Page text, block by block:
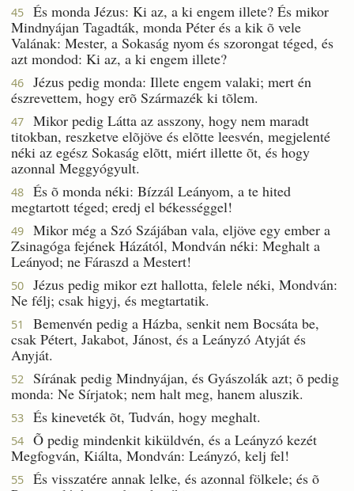
45
És monda Jézus: Ki az, a ki engem illete? És mikor
Mindnyájan Tagadták, monda Péter és a kik õ vele
Valának: Mester, a Sokaság nyom és szorongat téged, és
azt mondod: Ki az, a ki engem illete?
46
Jézus pedig monda: Illete engem valaki; mert én
észrevettem, hogy erõ Származék ki tõlem.
47
Mikor pedig Látta az asszony, hogy nem maradt
titokban, reszketve elõjöve és elõtte leesvén, megjelenté
néki az egész Sokaság elõtt, miért illette õt, és hogy
azonnal Meggyógyult.
48
És õ monda néki: Bízzál Leányom, a te hited
megtartott téged; eredj el békességgel!
49
Mikor még a Szó Szájában vala, eljöve egy ember a
Zsinagóga fejének Házától, Mondván néki: Meghalt a
Leányod; ne Fáraszd a Mestert!
50
Jézus pedig mikor ezt hallotta, felele néki, Mondván:
Ne félj; csak higyj, és megtartatik.
51
Bemenvén pedig a Házba, senkit nem Bocsáta be,
csak Pétert, Jakabot, Jánost, és a Leányzó Atyját és
Anyját.
52
Sírának pedig Mindnyájan, és Gyászolák azt; õ pedig
monda: Ne Sírjatok; nem halt meg, hanem aluszik.
53 És kineveték õt, Tudván, hogy meghalt.
54
Õ pedig mindenkit kiküldvén, és a Leányzó kezét
Megfogván, Kiálta, Mondván: Leányzó, kelj fel!
55
És visszatére annak lelke, és azonnal fölkele; és õ